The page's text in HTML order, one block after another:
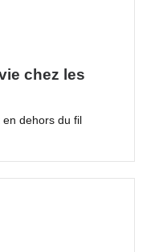
chez les
dehors du fil